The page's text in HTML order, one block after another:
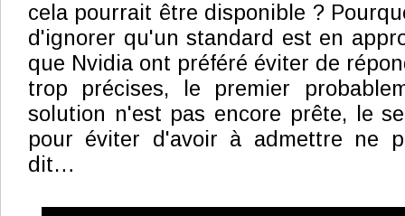
cela pourrait être disponible ?
d'ignorer qu'un standard est en
que Nvidia ont préféré éviter de
trop précises, le premier
solution n'est pas encore prête, le
pour éviter d'avoir à admettre ne
dit…